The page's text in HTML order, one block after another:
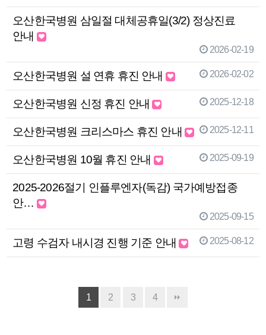
오산한국병원 삼일절 대체공휴일(3/2) 정상진료
안내
2026-02-19
오산한국병원 설 연휴 휴진 안내 2026-02-02
오산한국병원 신정 휴진 안내 2025-12-18
오산한국병원 크리스마스 휴진 안내 2025-12-11
오산한국병원 10월 휴진 안내 2025-09-19
2025-2026절기 인플루엔자(독감) 국가예방접종
안…
2025-09-15
고령 수검자 내시경 진행 기준 안내 2025-08-12
1 2 3 4